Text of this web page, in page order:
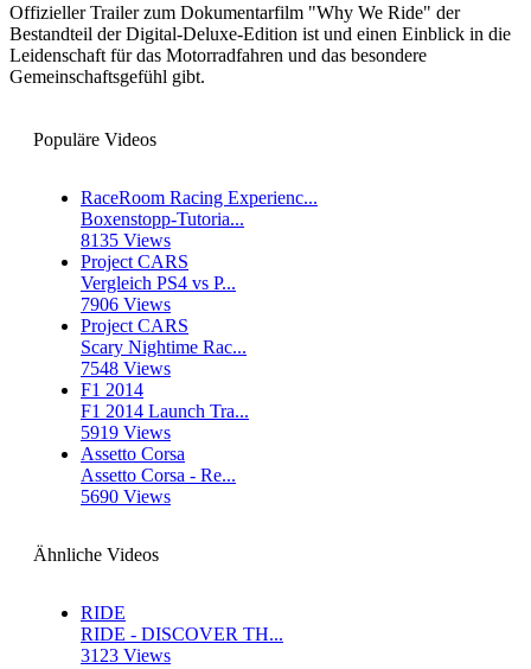
Offizieller Trailer zum Dokumentarfilm "Why We Ride" der
Bestandteil der Digital-Deluxe-Edition ist und einen Einblick in die
Leidenschaft für das Motorradfahren und das besondere
Gemeinschaftsgefühl gibt.
Populäre Videos
RaceRoom Racing Experienc...
Boxenstopp-Tutoria...
8135 Views
Project CARS
Vergleich PS4 vs P...
7906 Views
Project CARS
Scary Nightime Rac...
7548 Views
F1 2014
F1 2014 Launch Tra...
5919 Views
Assetto Corsa
Assetto Corsa - Re...
5690 Views
Ähnliche Videos
RIDE
RIDE - DISCOVER TH...
3123 Views